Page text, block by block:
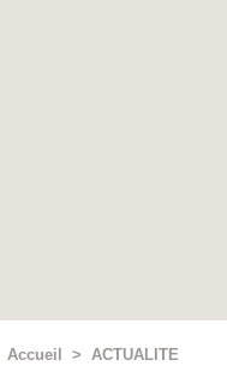
Accueil > ACTUALITE